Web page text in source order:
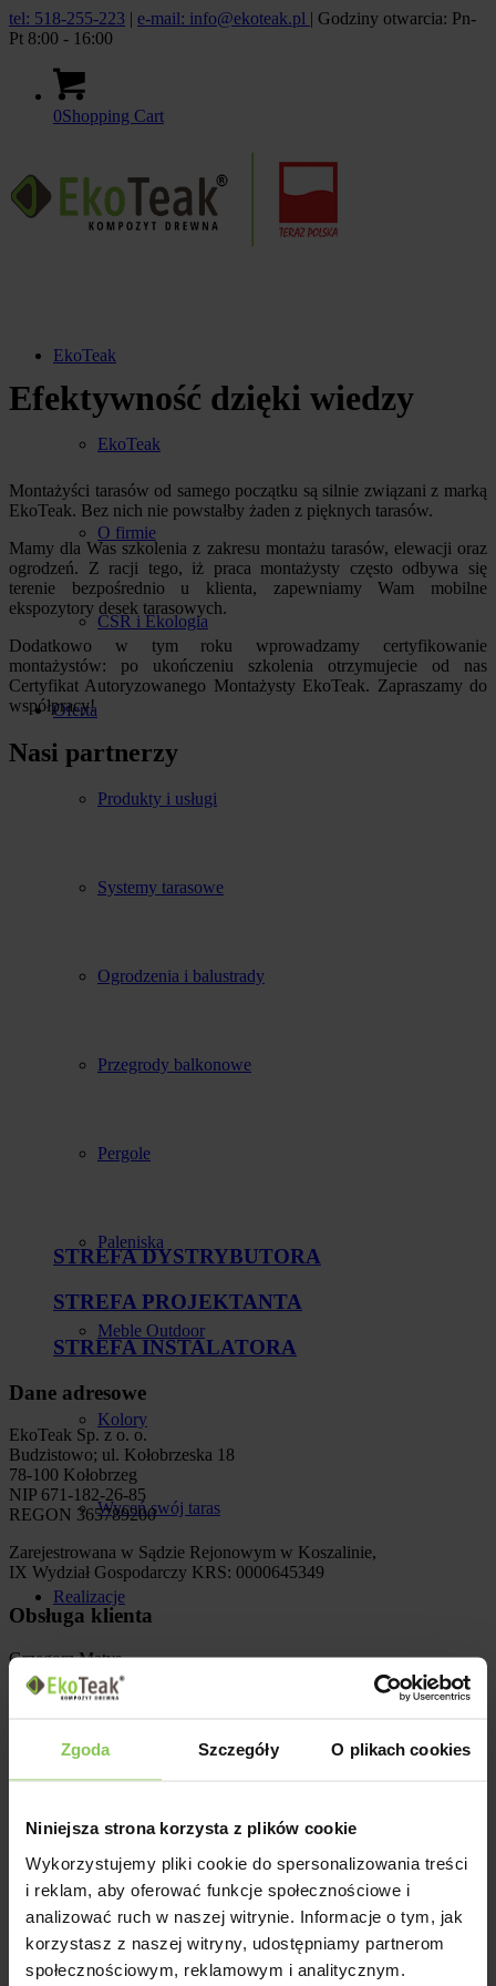
Zgoda Szczegóły O plikach cookies
Niniejsza strona korzysta z plików cookie
Wykorzystujemy pliki cookie do spersonalizowania treści
i reklam, aby oferować funkcje społecznościowe i
analizować ruch w naszej witrynie. Informacje o tym, jak
korzystasz z naszej witryny, udostępniamy partnerom
społecznościowym, reklamowym i analitycznym.
tel: 518-255-223 | e-mail: info@ekoteak.pl | Godziny otwarcia: Pn-
Pt 8:00 - 16:00
0Shopping Cart
EkoTeak
EkoTeak
O firmie
CSR i Ekologia
Oferta
Produkty i usługi
Systemy tarasowe
Ogrodzenia i balustrady
Przegrody balkonowe
Pergole
Paleniska
Meble Outdoor
Kolory
Wyceń swój taras
Realizacje
Gdzie kupić
Dla projektantów
Dla montażystów
Efektywność dzięki wiedzy
Montażyści tarasów od samego początku są silnie związani z marką
EkoTeak. Bez nich nie powstałby żaden z pięknych tarasów.
Mamy dla Was szkolenia z zakresu montażu tarasów, elewacji oraz
ogrodzeń. Z racji tego, iż praca montażysty często odbywa się
terenie bezpośrednio u klienta, zapewniamy Wam mobilne
ekspozytory desek tarasowych.
Dodatkowo w tym roku wprowadzamy certyfikowanie
montażystów: po ukończeniu szkolenia otrzymujecie od nas
Certyfikat Autoryzowanego Montażysty EkoTeak. Zapraszamy do
współpracy!
Nasi partnerzy
STREFA DYSTRYBUTORA
STREFA PROJEKTANTA
STREFA INSTALATORA
Dane adresowe
EkoTeak Sp. z o. o.
Budzistowo; ul. Kołobrzeska 18
78-100 Kołobrzeg
NIP 671-182-26-85
REGON 365789200
Zarejestrowana w Sądzie Rejonowym w Koszalinie,
IX Wydział Gospodarczy KRS: 0000645349
Obsługa klienta
Grzegorz Matys
tel.535 356 046
sprzedaz@ekoteak.pl
518 255 223
info@ekoteak.pl
Na skróty
Produkty i usługi
Systemy tarasowe
Tarasy i balkony
Realizacje
Blog
Gdzie kupić
Do pobrania